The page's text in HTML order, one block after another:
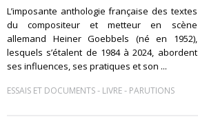
L’imposante anthologie française des textes
du compositeur et metteur en scène
allemand Heiner Goebbels (né en 1952),
lesquels s’étalent de 1984 à 2024, abordent
ses influences, ses pratiques et son ...
ESSAIS ET DOCUMENTS- LIVRE- PARUTIONS